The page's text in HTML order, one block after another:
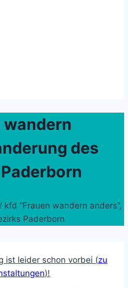
wandern
des
/ kfd “Frauen wandern anders”,
Paderborn
ist leider schon vorbei (zu
)!